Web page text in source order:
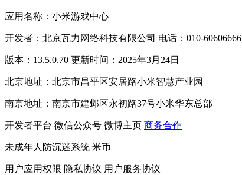
应用名称：小米游戏中心
开发者：北京瓦力网络科技有限公司 电话：010-60606666
版本：13.5.0.70 更新时间：2025年3月24日
北京地址：北京市昌平区安居路小米智慧产业园
南京地址：南京市建邺区永初路37号小米华东总部
开发者平台 微信公众号 微博主页 商务合作
未成年人防沉迷系统 米币
用户应用权限 隐私协议 用户服务协议